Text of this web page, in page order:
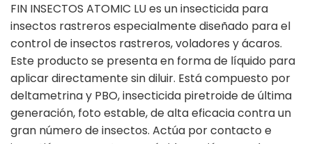
FIN INSECTOS ATOMIC LU es un insecticida para
insectos rastreros especialmente diseñado para el
control de insectos rastreros, voladores y ácaros.
Este producto se presenta en forma de líquido para
aplicar directamente sin diluir. Está compuesto por
deltametrina y PBO, insecticida piretroide de última
generación, foto estable, de alta eficacia contra un
gran número de insectos. Actúa por contacto e